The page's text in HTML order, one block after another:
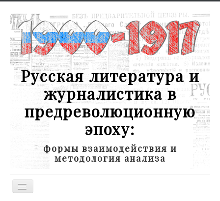
Русская литература и
журналистика в
предреволюционную
эпоху:
формы взаимодействия и
методология анализа
Toggle